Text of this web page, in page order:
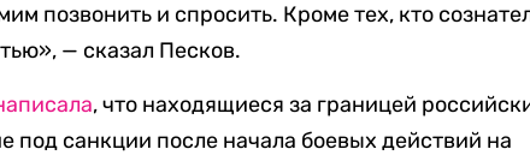
позвонить и спросить. Кроме тех, кто
— сказал Песков.
, что находящиеся за границей
под санкции после начала боевых действий на